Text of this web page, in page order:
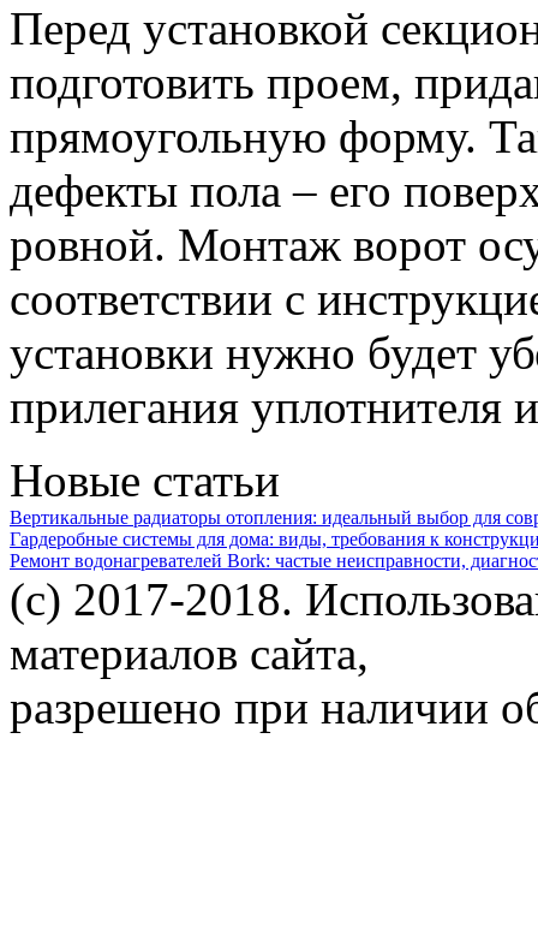
Перед установкой
подготовить проем,
прямоугольную форму.
дефекты пола – его
ровной. Монтаж ворот
соответствии с
установки нужно будет
прилегания уплотнителя
Новые статьи
Вертикальные радиаторы отопления: идеальный выбор для
Гардеробные системы для дома: виды, требования к
Ремонт водонагревателей Bork: частые неисправности,
(c) 2017-2018.
материалов сайта,
разрешено при наличии